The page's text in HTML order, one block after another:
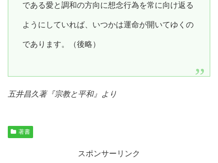
である愛と調和の方向に想念行為を常に向け返る
ようにしていれば、いつかは運命が開いてゆくの
であります。（後略）
五井昌久著『宗教と平和』より
著書
スポンサーリンク